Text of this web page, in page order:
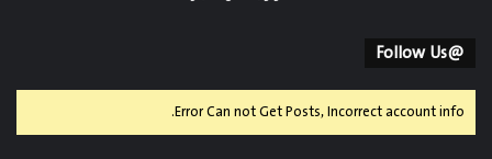
@Follow Us
Error Can not Get Posts, Incorrect account info.